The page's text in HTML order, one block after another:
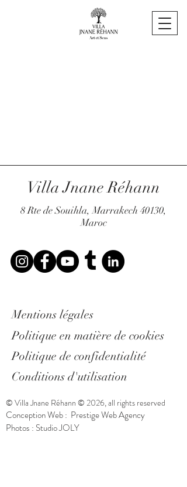
Villa Jnane Réhann
8 Rte de Souihla, Marrakech 40130,
Maroc
Mentions légales
Politique en matière de cookies
Politique de confidentialité
Conditions d'utilisation
© Villa Jnane Réhann © 2026, all rights reserved
Conception Web : Prestige Web Agency
Photos : Studio JOLY